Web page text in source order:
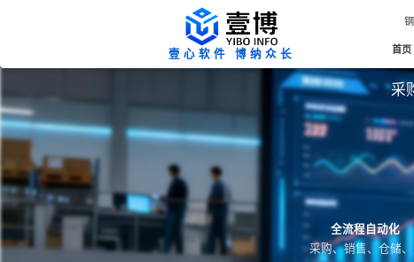
壹心软件 博纳众长 首页
采
全流程自动化
采购、销售、仓储